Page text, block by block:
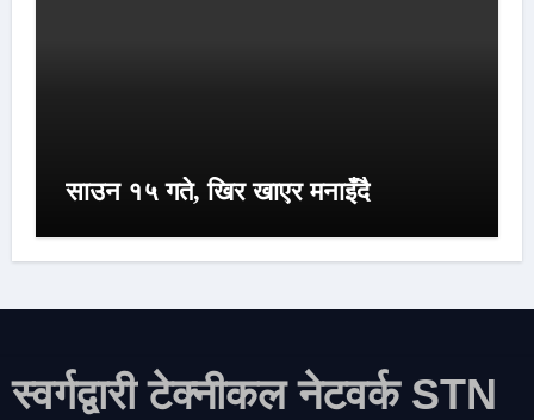
साउन १५ गते, खिर खाएर मनाइँदै
स्वर्गद्वारी टेक्नीकल नेटवर्क STN